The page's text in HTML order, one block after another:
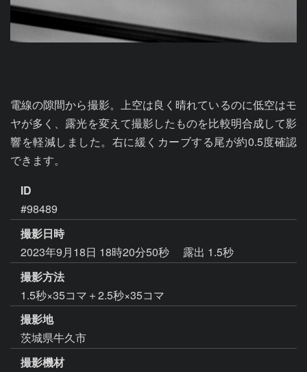
電線の隙間から撮影。上空は良く晴れているのに低空はモ
ヤが多く、露光を変えて撮影したものを比較明合成して影
響を軽減しました。右に緩くカーブする尾が約0.5度確認
できます。
ID
#98489
撮影日時
2023年9月18日 18時20分50秒
露出 1.5秒
撮影方法
1.5秒×35コマ＋2.5秒×35コマ
撮影地
茨城県牛久市
撮影機材